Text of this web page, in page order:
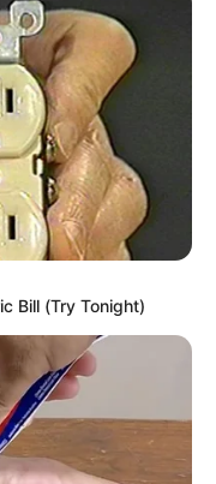
IBAGUÉ
Bill (Try Tonight)